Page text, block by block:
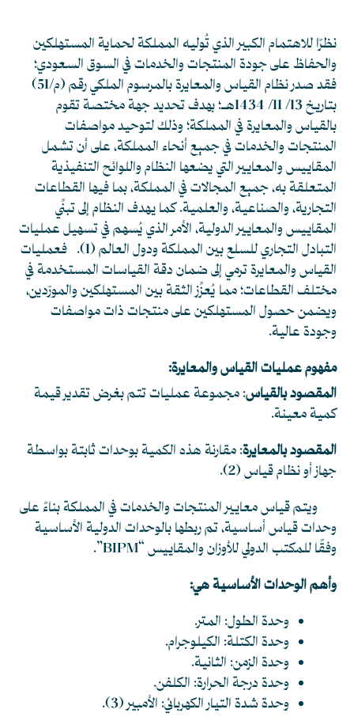
نظرًا للاهتمام الكبير الذي تُوليه المملكة لحماية المستهلكين
والحفاظ على جودة المنتجات والخدمات في السوق السعودي؛
فقد صدر نظام القياس والمعايرة بالمرسوم الملكي رقم (م/51)
بتاريخ 13/ 11/ 1434هـ؛ بهدف تحديد جهة مختصة تقوم
بالقياس والمعايرة في المملكة؛ وذلك لتوحيد مواصفات
المنتجات والخدمات في جميع أنحاء المملكة، على أن تشمل
المقاييس والمعايير التي يضعها النظام واللوائح التنفيذية
المتعلقة به، جميع المجالات في المملكة، بما فيها القطاعات
التجارية، والصناعية، والعلمية. كما يهدف النظام إلى تبنِّي
المقاييس والمعايير الدولية، الأمر الذي يُسهم في تسهيل عمليات
التبادل التجاري للسلع بين المملكة ودول العالم(1) . فعمليات
القياس والمعايرة ترمي إلى ضمان دقة القياسات المستخدمة في
مختلف القطاعات؛ مما يُعزِّز الثقة بين المستهلكين والمورّدين،
ويضمن حصول المستهلكين على منتجات ذات مواصفات
وجودة عالية.
مفهوم عمليات القياس والمعايرة:
المقصود بالقياس: مجموعة عمليات تتم بغرض تقدير قيمة
كمية معينة.
المقصود بالمعايرة: مقارنة هذه الكمية بوحدات ثابتة بواسطة
جهاز أو نظام قياس(2)
.
ويتم قياس معايير المنتجات والخدمات في المملكة بناءً على
وحدات قياس أساسية، تم ربطها بالوحدات الدولية الأساسية
وفقًا للمكتب الدولي للأوزان والمقاييس “BIPM”.
وأهم الوحدات الأساسية هي:
وحدة الطول: المتر.
وحدة الكتلة: الكيلوجرام.
وحدة الزمن: الثانية.
وحدة درجة الحرارة: الكلفن.
وحدة شدة التيار الكهربائي: الأمبير(3)
.